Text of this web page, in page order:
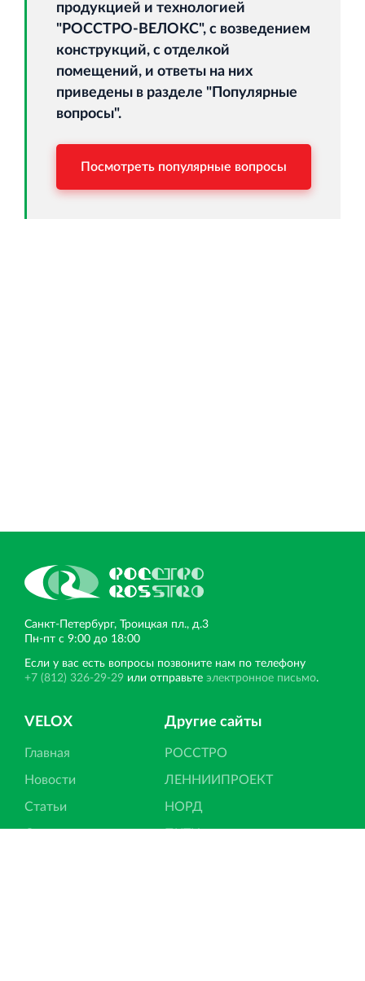
продукцией и технологией
"РОССТРО-ВЕЛОКС", с возведением
конструкций, с отделкой
помещений, и ответы на них
приведены в разделе "Популярные
вопросы".
Посмотреть популярные вопросы
Санкт‐Петербург, Троицкая пл., д.3
Пн‐пт с 9:00 до 18:00
Если у вас есть вопросы позвоните нам по телефону
+7 (812) 326-29-29 или отправьте электронное письмо.
VELOX
Главная
Новости
Статьи
Другие сайты
РОССТРО
ЛЕННИИПРОЕКТ
НОРД